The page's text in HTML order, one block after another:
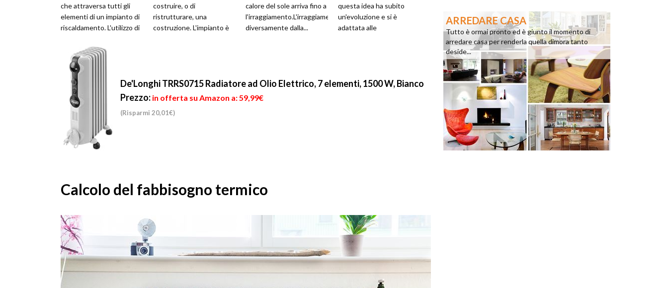
che attraversa tutti gli
elementi di un impianto di
riscaldamento. L'utilizzo di
costruire, o di
ristrutturare, una
costruzione. L'impianto è
calore del sole arriva fino a noi:
l'irraggiamento.L'irraggiamento,
diversamente dalla...
questa idea ha subito
un'evoluzione e si è
adattata alle
De'Longhi TRRS0715 Radiatore ad Olio Elettrico, 7 elementi, 1500 W, Bianco
Prezzo: in offerta su Amazon a: 59,99€
(Risparmi 20,01€)
Calcolo del fabbisogno termico
ARREDARE CASA
Tutto è ormai pronto ed è giunto il momento di
arredare casa per renderla quella dimora tanto
deside...